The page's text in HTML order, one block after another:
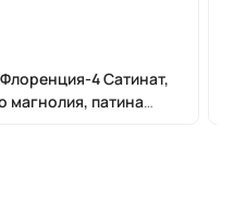
4 Сатинат,
магнолия, патина